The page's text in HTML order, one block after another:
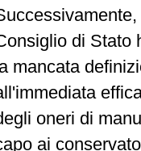
di Stato
mancata
oneri di
ai